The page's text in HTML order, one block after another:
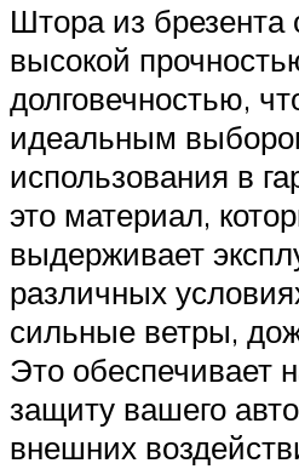
Штора из брезента
высокой
долговечностью,
идеальным
использования в
это материал,
выдерживает
различных
сильные ветры,
Это обеспечивает
защиту вашего
внешних